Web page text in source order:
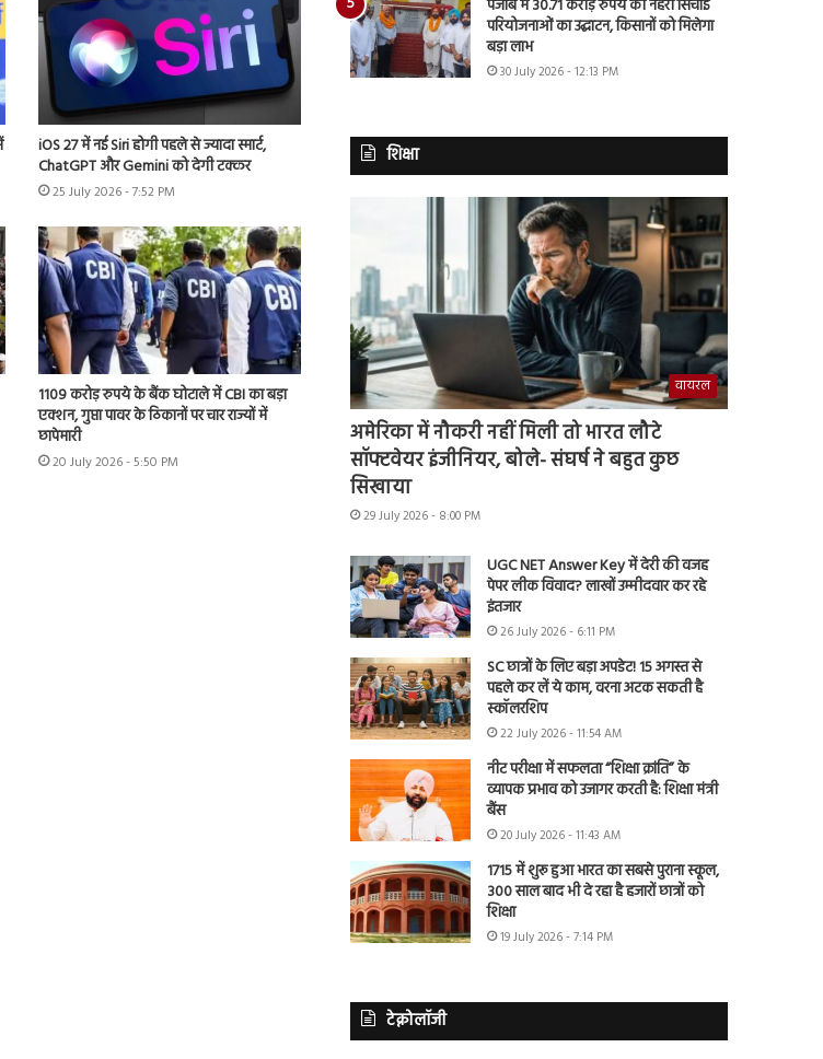
iOS 27 में नई Siri होगी पहले से ज्यादा स्मार्ट,
ChatGPT और Gemini को देगी टक्कर
25 July 2026 - 7:52 PM
1109 करोड़ रुपये के बैंक घोटाले में CBI का बड़ा
एक्शन, गुप्ता पावर के ठिकानों पर चार राज्यों में
छापेमारी
20 July 2026 - 5:50 PM
पंजाब में 30.71 करोड़ रुपये की नहरी सिंचाई
परियोजनाओं का उद्घाटन, किसानों को मिलेगा
बड़ा लाभ
30 July 2026 - 12:13 PM
शिक्षा
वायरल
अमेरिका में नौकरी नहीं मिली तो भारत लौटे
सॉफ्टवेयर इंजीनियर, बोले- संघर्ष ने बहुत कुछ
सिखाया
29 July 2026 - 8:00 PM
UGC NET Answer Key में देरी की वजह
पेपर लीक विवाद? लाखों उम्मीदवार कर रहे
इंतजार
26 July 2026 - 6:11 PM
SC छात्रों के लिए बड़ा अपडेट! 15 अगस्त से
पहले कर लें ये काम, वरना अटक सकती है
स्कॉलरशिप
22 July 2026 - 11:54 AM
नीट परीक्षा में सफलता “शिक्षा क्रांति” के
व्यापक प्रभाव को उजागर करती है: शिक्षा मंत्री
बैंस
20 July 2026 - 11:43 AM
1715 में शुरू हुआ भारत का सबसे पुराना स्कूल,
300 साल बाद भी दे रहा है हजारों छात्रों को
शिक्षा
19 July 2026 - 7:14 PM
टेक्नोलॉजी